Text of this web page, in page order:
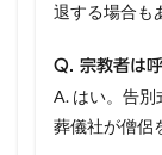
退する場合も
Q. 宗教者は
A. はい。告
葬儀社が僧侶